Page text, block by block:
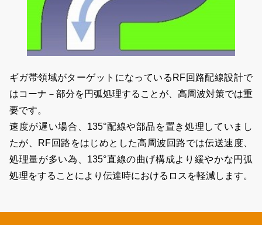
ギガ帯領域がターゲットになっているRF回路配線設計で
はコーナ－部分を円弧処理することが、高周波対策では重
要です。
速度が遅い場合、135°配線や部品を置き処理していまし
たが、RF回路をはじめとした高周波回路では伝送速度、
処理量が多い為、135°直線の曲げ構成より緩やかな円弧
処理をすることにより伝達時におけるロスを軽減します。